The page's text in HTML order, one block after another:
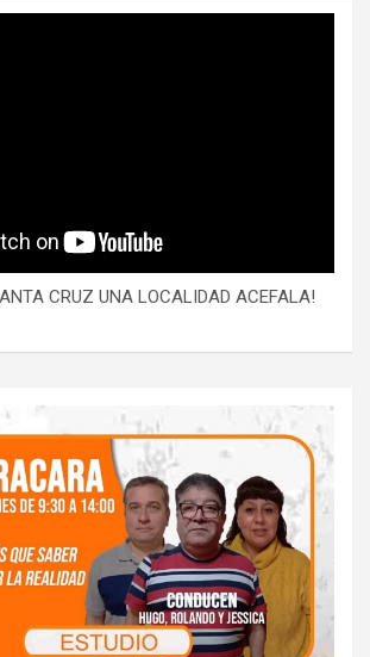
CRUZ UNA LOCALIDAD ACEFALA!